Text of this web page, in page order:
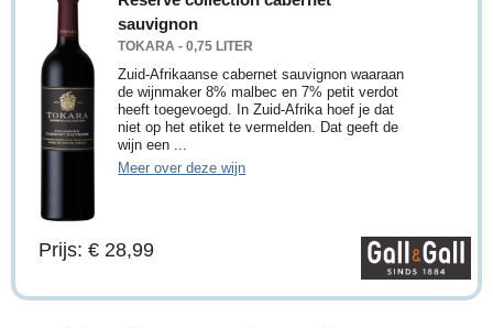
sauvignon
TOKARA - 0,75 LITER
Zuid-Afrikaanse cabernet sauvignon waaraan
de wijnmaker 8% malbec en 7% petit verdot
heeft toegevoegd. In Zuid-Afrika hoef je dat
niet op het etiket te vermelden. Dat geeft de
wijn een ...
Meer over deze wijn
Prijs: € 28,99